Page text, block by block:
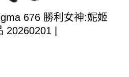
676 勝利女神:妮姬
|